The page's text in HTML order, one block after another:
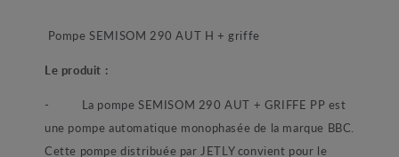
Pompe SEMISOM 290 AUT H + griffe
Le produit :
-
La pompe SEMISOM 290 AUT + GRIFFE PP est
une pompe automatique monophasée de la marque BBC.
Cette pompe distribuée par JETLY convient pour le